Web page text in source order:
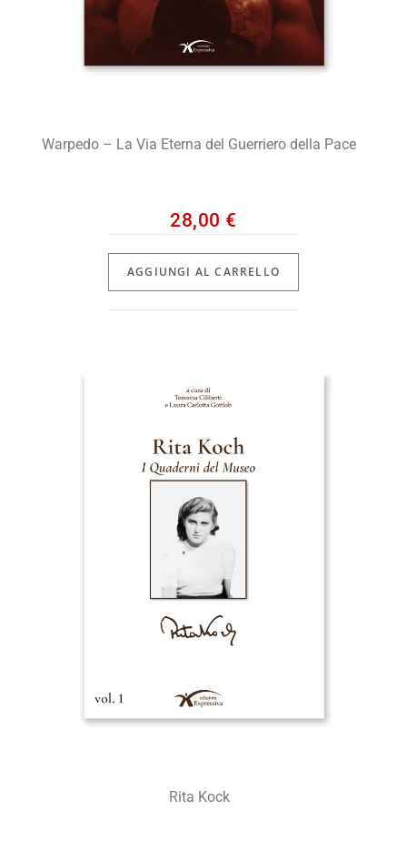
Warpedo – La Via Eterna del Guerriero della Pace
28,00 €
AGGIUNGI AL CARRELLO
Rita Kock